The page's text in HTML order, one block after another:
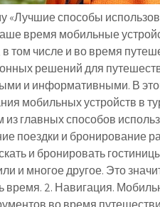
«Лучшие способы
время мобильные
том числе и во время
решений для
и информативными. В
мобильных устройств в
главных способов
поездки и бронирование
и бронировать
и многое другое. Это
время. 2. Навигация.